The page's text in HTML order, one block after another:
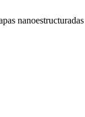
nanoestructuradas